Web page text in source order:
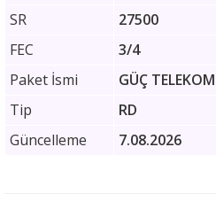
SR
27500
FEC
3/4
Paket İsmi
GÜÇ
Tip
RD
Güncelleme
7.08.2026